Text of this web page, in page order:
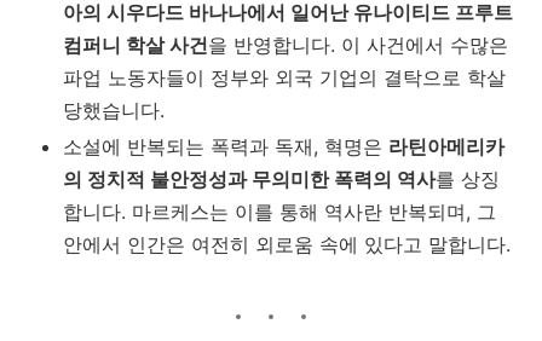
아의 시우다드 바나나에서 일어난 유나이티드 프루트
컴퍼니 학살 사건을 반영합니다. 이 사건에서 수많은
파업 노동자들이 정부와 외국 기업의 결탁으로 학살
당했습니다.
소설에 반복되는 폭력과 독재, 혁명은 라틴아메리카
의 정치적 불안정성과 무의미한 폭력의 역사를 상징
합니다. 마르케스는 이를 통해 역사란 반복되며, 그
안에서 인간은 여전히 외로움 속에 있다고 말합니다.